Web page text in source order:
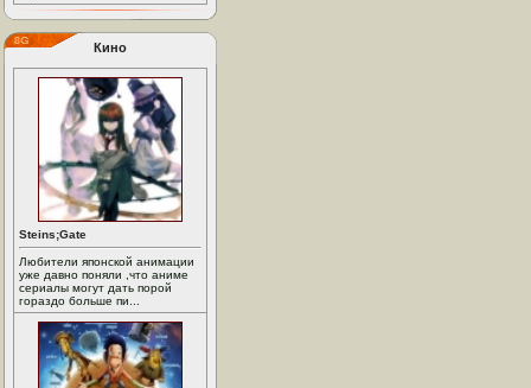
Кино
Steins;Gate
Любители японской анимации
уже давно поняли ,что аниме
сериалы могут дать порой
гораздо больше пи...